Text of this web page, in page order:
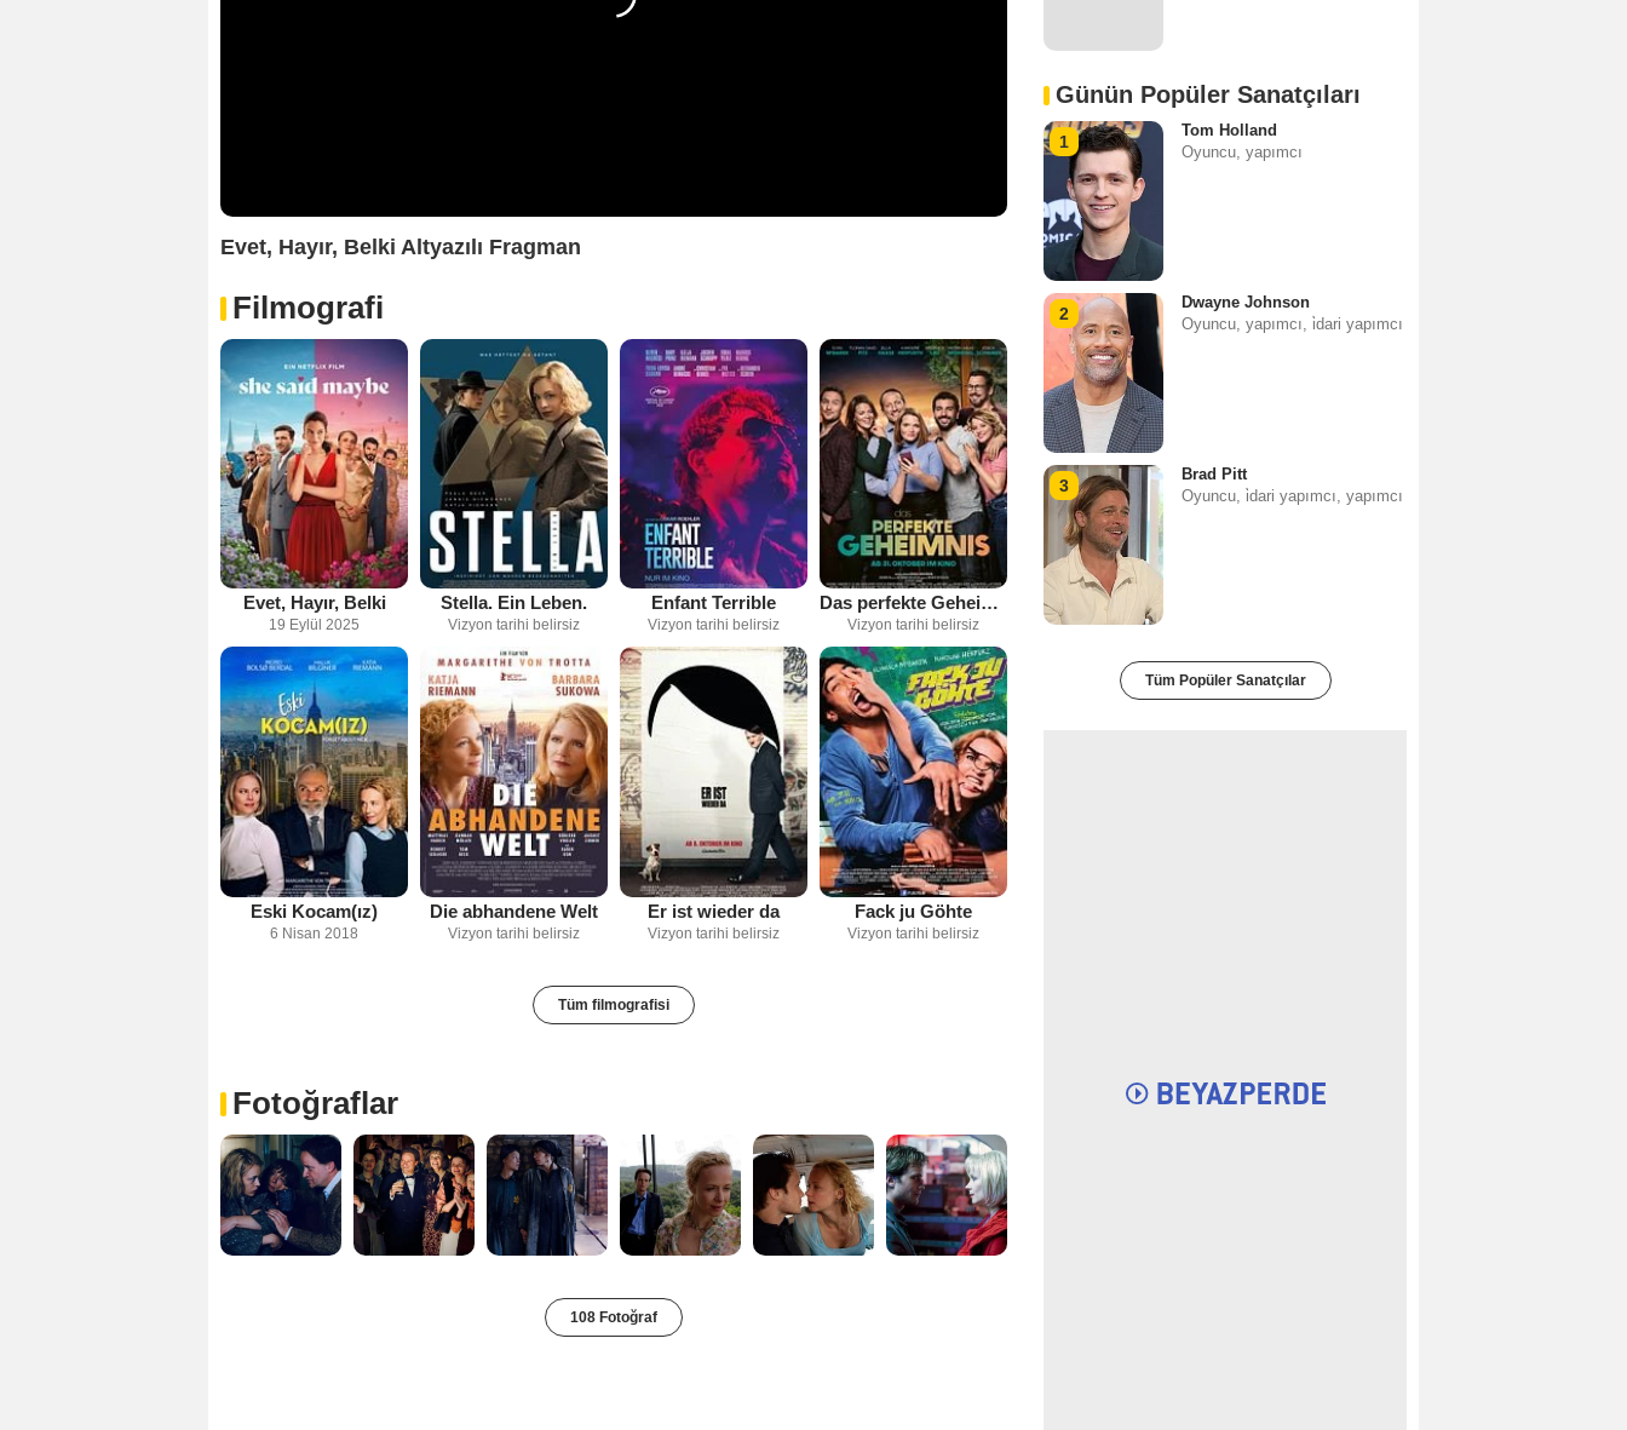
Evet, Hayır, Belki Altyazılı Fragman
Filmografi
Evet, Hayır, Belki
19 Eylül 2025
Stella. Ein Leben.
Vizyon tarihi belirsiz
Enfant Terrible
Vizyon tarihi belirsiz
Das perfekte Geheimnis
Vizyon tarihi belirsiz
Eski Kocam(ız)
6 Nisan 2018
Die abhandene Welt
Vizyon tarihi belirsiz
Er ist wieder da
Vizyon tarihi belirsiz
Fack ju Göhte
Vizyon tarihi belirsiz
Tüm filmografisi
Fotoğraflar
108 Fotoğraf
Günün Popüler Sanatçıları
1
Tom Holland
Oyuncu, yapımcı
2
Dwayne Johnson
Oyuncu, yapımcı, i̇dari yapımcı
3
Brad Pitt
Oyuncu, i̇dari yapımcı, yapımcı
Tüm Popüler Sanatçılar